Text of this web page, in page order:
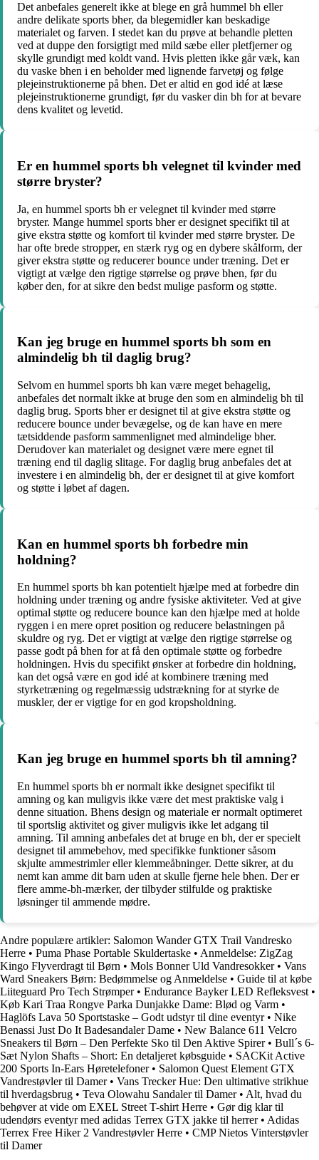
Det anbefales generelt ikke at blege en grå hummel bh eller
andre delikate sports bher, da blegemidler kan beskadige
materialet og farven. I stedet kan du prøve at behandle pletten
ved at duppe den forsigtigt med mild sæbe eller pletfjerner og
skylle grundigt med koldt vand. Hvis pletten ikke går væk, kan
du vaske bhen i en beholder med lignende farvetøj og følge
plejeinstruktionerne på bhen. Det er altid en god idé at læse
plejeinstruktionerne grundigt, før du vasker din bh for at bevare
dens kvalitet og levetid.
Er en hummel sports bh velegnet til kvinder med
større bryster?
Ja, en hummel sports bh er velegnet til kvinder med større
bryster. Mange hummel sports bher er designet specifikt til at
give ekstra støtte og komfort til kvinder med større bryster. De
har ofte brede stropper, en stærk ryg og en dybere skålform, der
giver ekstra støtte og reducerer bounce under træning. Det er
vigtigt at vælge den rigtige størrelse og prøve bhen, før du
køber den, for at sikre den bedst mulige pasform og støtte.
Kan jeg bruge en hummel sports bh som en
almindelig bh til daglig brug?
Selvom en hummel sports bh kan være meget behagelig,
anbefales det normalt ikke at bruge den som en almindelig bh til
daglig brug. Sports bher er designet til at give ekstra støtte og
reducere bounce under bevægelse, og de kan have en mere
tætsiddende pasform sammenlignet med almindelige bher.
Derudover kan materialet og designet være mere egnet til
træning end til daglig slitage. For daglig brug anbefales det at
investere i en almindelig bh, der er designet til at give komfort
og støtte i løbet af dagen.
Kan en hummel sports bh forbedre min
holdning?
En hummel sports bh kan potentielt hjælpe med at forbedre din
holdning under træning og andre fysiske aktiviteter. Ved at give
optimal støtte og reducere bounce kan den hjælpe med at holde
ryggen i en mere opret position og reducere belastningen på
skuldre og ryg. Det er vigtigt at vælge den rigtige størrelse og
passe godt på bhen for at få den optimale støtte og forbedre
holdningen. Hvis du specifikt ønsker at forbedre din holdning,
kan det også være en god idé at kombinere træning med
styrketræning og regelmæssig udstrækning for at styrke de
muskler, der er vigtige for en god kropsholdning.
Kan jeg bruge en hummel sports bh til amning?
En hummel sports bh er normalt ikke designet specifikt til
amning og kan muligvis ikke være det mest praktiske valg i
denne situation. Bhens design og materiale er normalt optimeret
til sportslig aktivitet og giver muligvis ikke let adgang til
amning. Til amning anbefales det at bruge en bh, der er specielt
designet til ammebehov, med specifikke funktioner såsom
skjulte ammestrimler eller klemmeåbninger. Dette sikrer, at du
nemt kan amme dit barn uden at skulle fjerne hele bhen. Der er
flere amme-bh-mærker, der tilbyder stilfulde og praktiske
løsninger til ammende mødre.
Andre populære artikler: Salomon Wander GTX Trail Vandresko
Herre • Puma Phase Portable Skuldertaske • Anmeldelse: ZigZag
Kingo Flyverdragt til Børn • Mols Bonner Uld Vandresokker• Vans
Ward Sneakers Børn: Bedømmelse og Anmeldelse • Guide til at købe
Liiteguard Pro Tech Strømper• Endurance Bayker LED Refleksvest •
Køb Kari Traa Rongve Parka Dunjakke Dame: Blød og Varm •
Haglöfs Lava 50 Sportstaske – Godt udstyr til dine eventyr• Nike
Benassi Just Do It Badesandaler Dame • New Balance 611 Velcro
Sneakers til Børn – Den Perfekte Sko til Den Aktive Spirer• Bull´s 6-
Sæt Nylon Shafts – Short: En detaljeret købsguide • SACKit Active
200 Sports In-Ears Høretelefoner• Salomon Quest Element GTX
Vandrestøvler til Damer• Vans Trecker Hue: Den ultimative strikhue
til hverdagsbrug • Teva Olowahu Sandaler til Damer• Alt, hvad du
behøver at vide om EXEL Street T-shirt Herre • Gør dig klar til
udendørs eventyr med adidas Terrex GTX jakke til herrer• Adidas
Terrex Free Hiker 2 Vandrestøvler Herre • CMP Nietos Vinterstøvler
til Damer